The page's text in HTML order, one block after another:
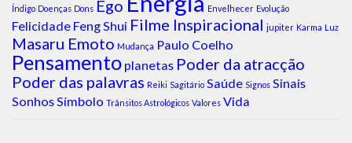
Índigo Doenças Dons Ego Envelhecer Evolução
Felicidade Feng Shui Filme Inspiracional jupiter Karma Luz
Masaru Emoto Mudança Paulo Coelho
Pensamento planetas Poder da atracção
Poder das palavras Reiki Sagitário Saúde Signos Sinais
SonhosSímbolo Trânsitos Astrológicos Valores Vida